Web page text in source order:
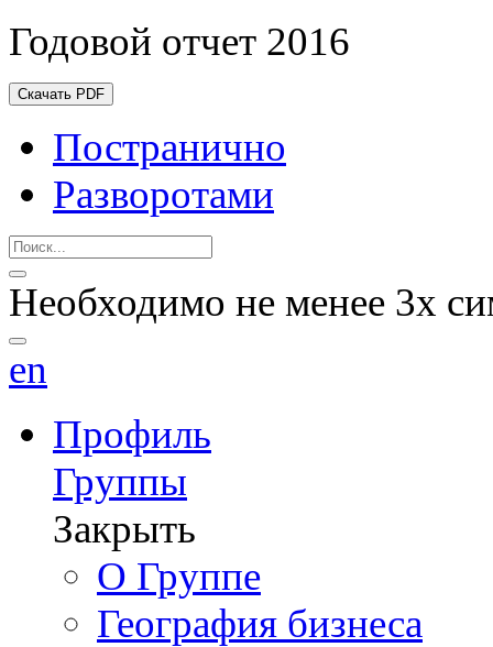
Годовой отчет 2016
Скачать PDF
Постранично
Разворотами
Необходимо не менее 3х
en
Профиль
Группы
Закрыть
О Группе
География бизнеса